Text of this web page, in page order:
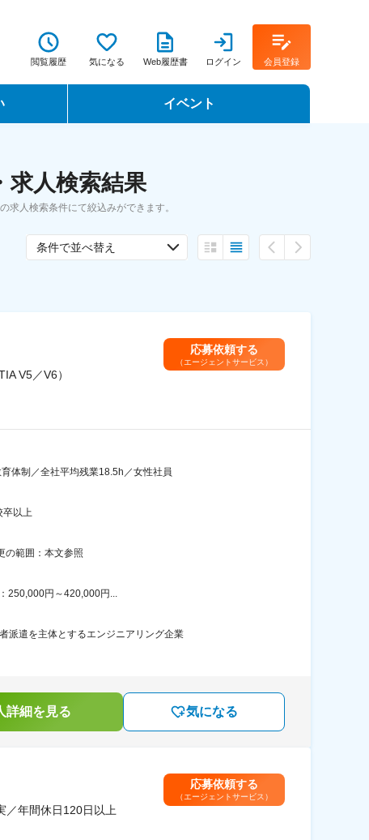
閲覧履歴 気になる Web履歴書 ログイン 会員登録
イベント
転職フェア
求人検索結果
求人検索条件にて絞込みができます。
条件で並べ替え
V5／V6）
応募依頼する
（エージェントサービス）
体制／全社平均残業18.5h／女性社員
卒以上
の範囲：本文参照
250,000円～420,000円...
派遣を主体とするエンジニアリング企業
詳細を見る 気になる
／年間休日120日以上
応募依頼する
（エージェントサービス）